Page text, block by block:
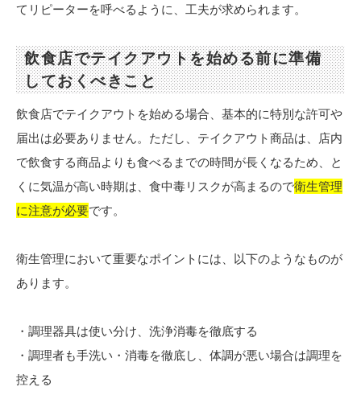
てリピーターを呼べるように、工夫が求められます。
飲食店でテイクアウトを始める前に準備
しておくべきこと
飲食店でテイクアウトを始める場合、基本的に特別な許可や
届出は必要ありません。ただし、テイクアウト商品は、店内
で飲食する商品よりも食べるまでの時間が長くなるため、と
くに気温が高い時期は、食中毒リスクが高まるので衛生管理
に注意が必要です。
衛生管理において重要なポイントには、以下のようなものが
あります。
・調理器具は使い分け、洗浄消毒を徹底する
・調理者も手洗い・消毒を徹底し、体調が悪い場合は調理を
控える